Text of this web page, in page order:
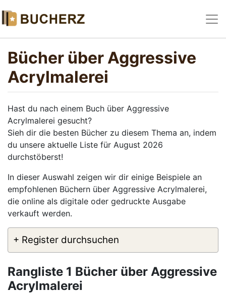
Bücher über Aggressive
Acrylmalerei
Hast du nach einem Buch über Aggressive
Acrylmalerei gesucht?
Sieh dir die besten Bücher zu diesem Thema an, indem
du unsere aktuelle Liste für August 2026
durchstöberst!
In dieser Auswahl zeigen wir dir einige Beispiele an
empfohlenen Büchern über Aggressive Acrylmalerei,
die online als digitale oder gedruckte Ausgabe
verkauft werden.
+ Register durchsuchen
Rangliste 1 Bücher über Aggressive
Acrylmalerei